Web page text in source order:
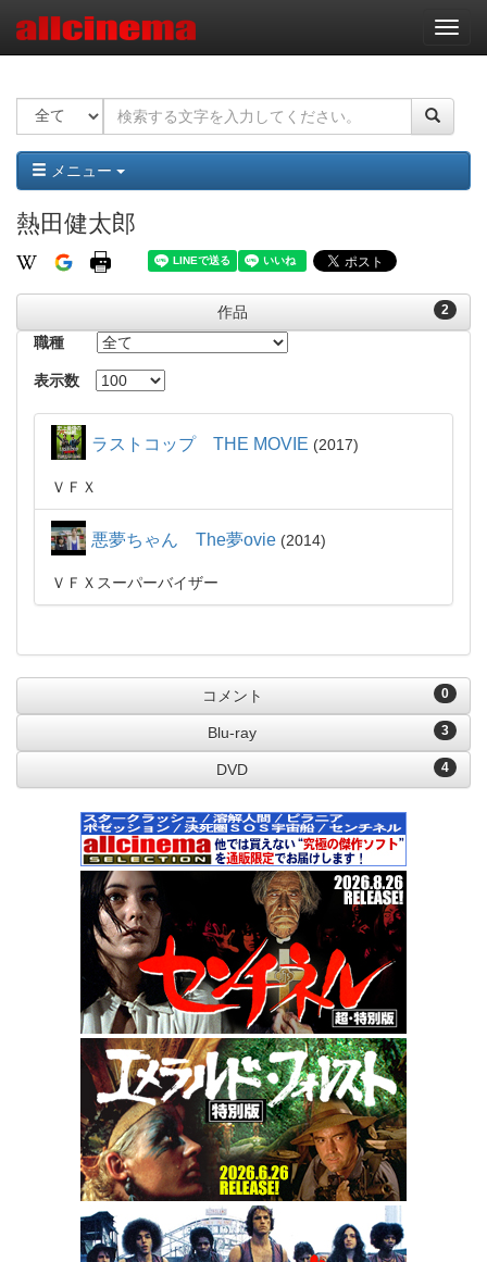
ナ
ビ
ー
ョ
ン
メニュー
熱田健太郎
2
作品
職種
表示数
ラストコップ THE MOVIE 2017
ＶＦＸ
悪夢ちゃん The夢ovie 2014
ＶＦＸスーパーバイザー
0
コメント
3
Blu-ray
4
DVD